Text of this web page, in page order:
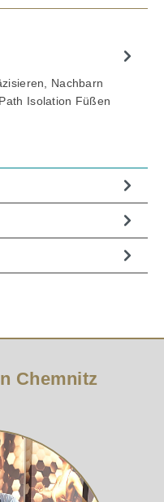
Nachbarn
Isolation Füßen
Chemnitz